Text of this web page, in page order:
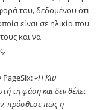
του, δεδομένου ότι
είναι σε ηλικία που
και να
«Η Κιμ
τη φάση και δεν θέλει
πρόσθεσε πως η